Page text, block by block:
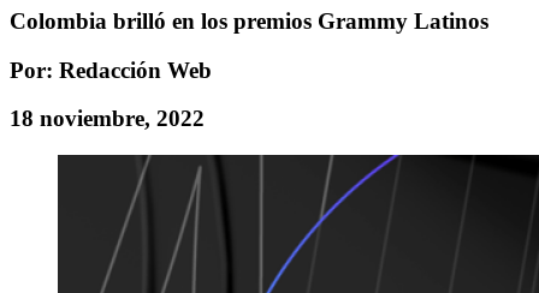
Colombia brilló en los premios Grammy Latinos
Por: Redacción Web
18 noviembre, 2022